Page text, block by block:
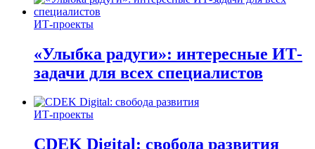
ИТ-проекты
«Улыбка радуги»: интересные ИТ-
задачи для всех специалистов
ИТ-проекты
CDEK Digital: свобода развития